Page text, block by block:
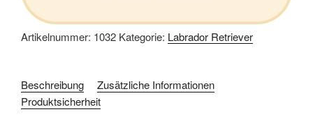
Artikelnummer: 1032 Kategorie: Labrador Retriever
Beschreibung
Zusätzliche Informationen
Produktsicherheit